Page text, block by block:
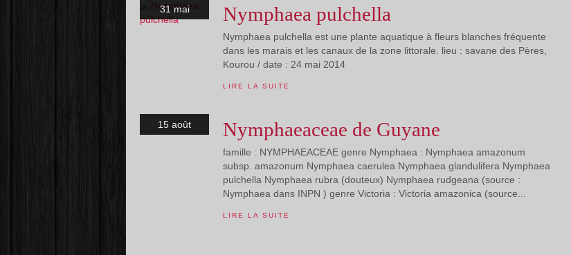
31 mai Nymphaea pulchella
Nymphaea pulchella est une plante aquatique à fleurs blanches fréquente
dans les marais et les canaux de la zone littorale. lieu : savane des Pères,
Kourou / date : 24 mai 2014
LIRE LA SUITE
15 août Nymphaeaceae de Guyane
famille : NYMPHAEACEAE genre Nymphaea : Nymphaea amazonum
subsp. amazonum Nymphaea caerulea Nymphaea glandulifera Nymphaea
pulchella Nymphaea rubra (douteux) Nymphaea rudgeana (source :
Nymphaea dans INPN ) genre Victoria : Victoria amazonica (source...
LIRE LA SUITE